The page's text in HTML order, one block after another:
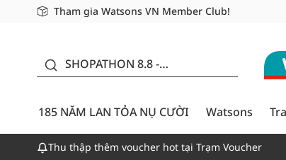
Tham gia Watsons VN Member Club!
Miễn phí giao hàng cho đơn hàng từ 249,000Đ
Giao hàng nhanh 24h - Áp dụng khu vực TP. Hồ
SHOPATHON 8.8 -
CƯỜI - GIẢM ĐẾN
50%
185 NĂM LAN TỎA NỤ CƯỜI
Watsons
Thu thập thêm voucher hot tại Trạm Voucher